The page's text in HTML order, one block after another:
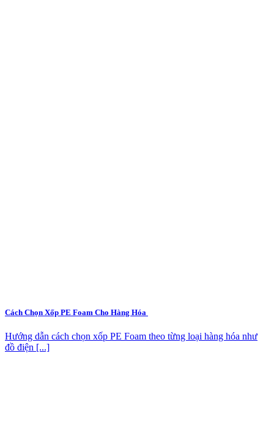
Cách Chọn Xốp PE Foam Cho Hàng Hóa
Hướng dẫn cách chọn xốp PE Foam theo từng loại hàng hóa như
đồ điện [...]